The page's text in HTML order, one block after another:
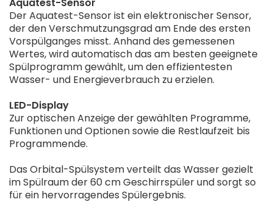
Aquatest-Sensor
Der Aquatest-Sensor ist ein elektronischer Sensor,
der den Verschmutzungsgrad am Ende des ersten
Vorspülganges misst. Anhand des gemessenen
Wertes, wird automatisch das am besten geeignete
Spülprogramm gewählt, um den effizientesten
Wasser- und Energieverbrauch zu erzielen.
LED-Display
Zur optischen Anzeige der gewählten Programme,
Funktionen und Optionen sowie die Restlaufzeit bis
Programmende.
Das Orbital-Spülsystem verteilt das Wasser gezielt
im Spülraum der 60 cm Geschirrspüler und sorgt so
für ein hervorragendes Spülergebnis.